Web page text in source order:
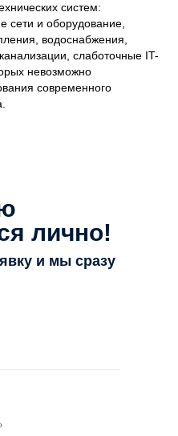
систем:
сети и оборудование,
водоснабжения,
слаботочные IT-
невозможно
современного
и мы сразу
лично!